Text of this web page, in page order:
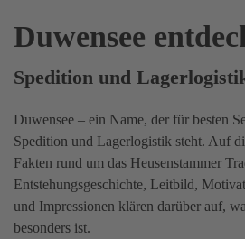
Duwensee
Spedition und
Duwensee – ein Name, der für besten
Spedition und Lagerlogistik steht. Auf
Fakten rund um das Heusenstammer
Entstehungsgeschichte, Leitbild,
und Impressionen klären darüber auf,
besonders ist.